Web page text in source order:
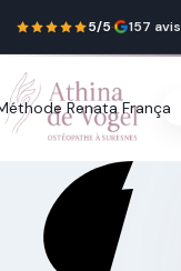
5/5· 157
Renata França